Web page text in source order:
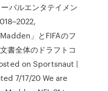
バルエンタテイメン
」とFIFAのフ
書全体のドラフトコ
on Sportsnaut |
7/17/20 We are